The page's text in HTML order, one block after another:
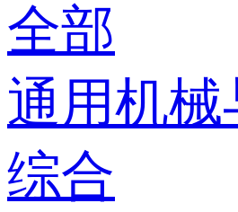
全部
通用机械
综合